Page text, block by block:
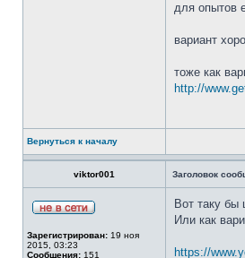
для опытов
вариант
тоже как
http://
Вернуться к началу
viktor001 Заголовок
Зарегистрирован: 19 ноя
2015, 03:23
Сообщения: 151
Вот таку бы
Или как
https://